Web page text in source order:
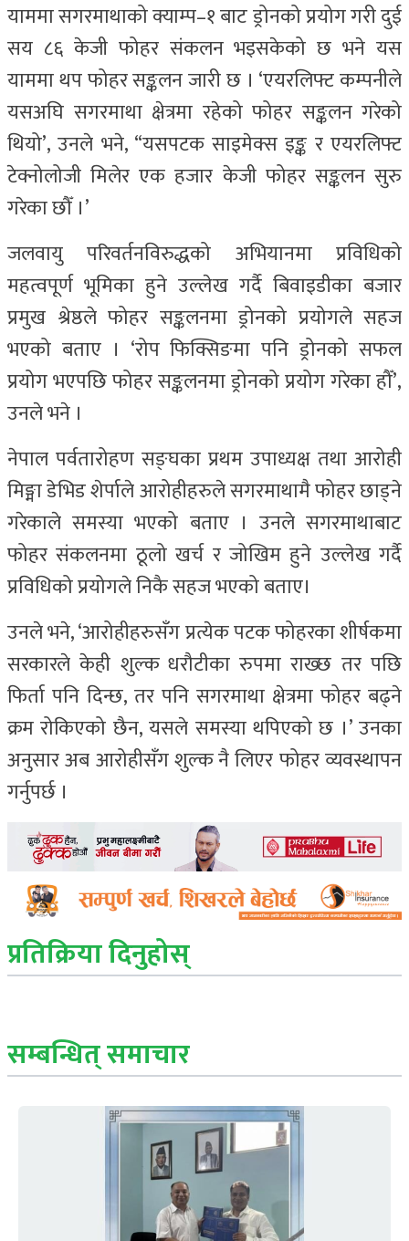
याममा सगरमाथाको क्याम्प–१ बाट ड्रोनको प्रयोग गरी दुई
सय ८६ केजी फोहर संकलन भइसकेको छ भने यस
याममा थप फोहर सङ्कलन जारी छ । ‘एयरलिफ्ट कम्पनीले
यसअघि सगरमाथा क्षेत्रमा रहेको फोहर सङ्कलन गरेको
थियो’, उनले भने, “यसपटक साइमेक्स इङ्क र एयरलिफ्ट
टेक्नोलोजी मिलेर एक हजार केजी फोहर सङ्कलन सुरु
गरेका छौँ ।’
जलवायु परिवर्तनविरुद्धको अभियानमा प्रविधिको
महत्वपूर्ण भूमिका हुने उल्लेख गर्दै बिवाइडीका बजार
प्रमुख श्रेष्ठले फोहर सङ्कलनमा ड्रोनको प्रयोगले सहज
भएको बताए । ‘रोप फिक्सिङमा पनि ड्रोनको सफल
प्रयोग भएपछि फोहर सङ्कलनमा ड्रोनको प्रयोग गरेका हौँ’,
उनले भने ।
नेपाल पर्वतारोहण सङ्घका प्रथम उपाध्यक्ष तथा आरोही
मिङ्मा डेभिड शेर्पाले आरोहीहरुले सगरमाथामै फोहर छाड्ने
गरेकाले समस्या भएको बताए । उनले सगरमाथाबाट
फोहर संकलनमा ठूलो खर्च र जोखिम हुने उल्लेख गर्दै
प्रविधिको प्रयोगले निकै सहज भएको बताए।
उनले भने, ‘आरोहीहरुसँग प्रत्येक पटक फोहरका शीर्षकमा
सरकारले केही शुल्क धरौटीका रुपमा राख्छ तर पछि
फिर्ता पनि दिन्छ, तर पनि सगरमाथा क्षेत्रमा फोहर बढ्ने
क्रम रोकिएको छैन, यसले समस्या थपिएको छ ।’ उनका
अनुसार अब आरोहीसँग शुल्क नै लिएर फोहर व्यवस्थापन
गर्नुपर्छ ।
प्रतिक्रिया दिनुहोस्
सम्बन्धित् समाचार